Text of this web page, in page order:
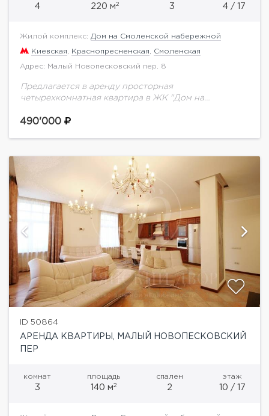
4 220 м2 3 4 / 17
Жилой комплекс: Дом на Смоленской набережной
Киевская Краснопресненская Смоленская
Адрес: Малый Новопесковский пер. 8
Предлагается в аренду просторная
четырехкомнатная квартира в ЖК "Дом на
объединённая с кухней, три просторные спальни,
490'000
ID 50864
АРЕНДА КВАРТИРЫ, МАЛЫЙ НОВОПЕСКОВСКИЙ
ПЕР
комнат
3
площадь
140 м2
спален
2
этаж
10 / 17